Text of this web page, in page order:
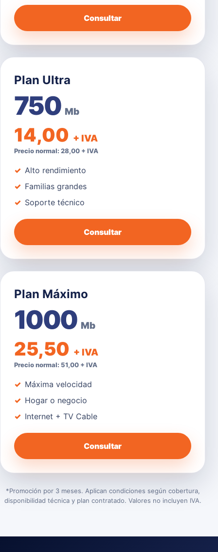
Consultar
Plan Ultra
750 Mb
14,00 + IVA
Precio normal: 28,00 + IVA
Alto rendimiento
Familias grandes
Soporte técnico
Consultar
Plan Máximo
1000 Mb
25,50 + IVA
Precio normal: 51,00 + IVA
Máxima velocidad
Hogar o negocio
Internet + TV Cable
Consultar
*Promoción por 3 meses. Aplican condiciones según cobertura,
disponibilidad técnica y plan contratado. Valores no incluyen IVA.